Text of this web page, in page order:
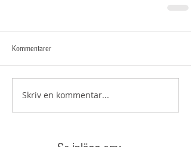
Kommentarer
Skriv en kommentar...